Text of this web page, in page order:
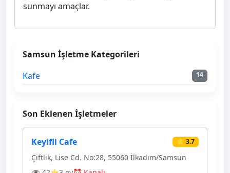
sunmayı amaçlar.
Samsun İşletme Kategorileri
Kafe
14
Son Eklenen İşletmeler
Keyifli Cafe ⭐ 3.7
Çiftlik, Lise Cd. No:28, 55060 İlkadım/Samsun